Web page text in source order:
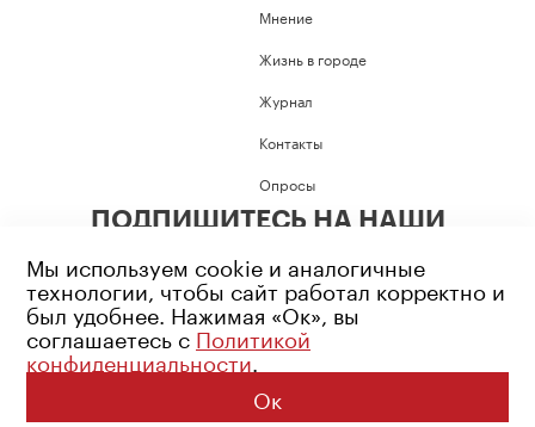
Мнение
Жизнь в городе
Журнал
Контакты
Опросы
ПОДПИШИТЕСЬ НА НАШИ
Возрастное ограничение: 16+
Политика конфиденциальности
© 2026 Все права защищены
Мы используем cookie и аналогичные
технологии, чтобы сайт работал корректно и
был удобнее. Нажимая «Ок», вы
соглашаетесь с Политикой
конфиденциальности.
Ок